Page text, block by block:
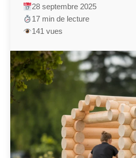
28 septembre 2025
17 min de lecture
141 vues